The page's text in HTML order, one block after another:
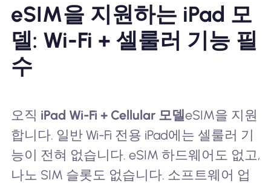
eSIM을 지원하는 iPad 모
델: Wi-Fi + 셀룰러 기능 필
수
오직 iPad Wi-Fi + Cellular 모델eSIM을 지원
합니다. 일반 Wi-Fi 전용 iPad에는 셀룰러 기
능이 전혀 없습니다. eSIM 하드웨어도 없고,
나노 SIM 슬롯도 없습니다. 소프트웨어 업